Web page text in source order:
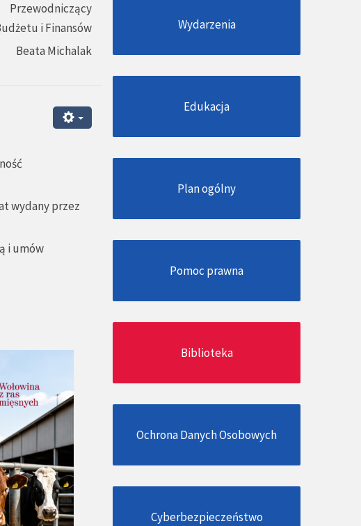
Przewodniczący
i Finansów
Beata Michalak
wydany przez
i umów
Wydarzenia
Edukacja
Plan ogólny
Pomoc prawna
Biblioteka
Ochrona Danych Osobowych
Cyberbezpieczeństwo